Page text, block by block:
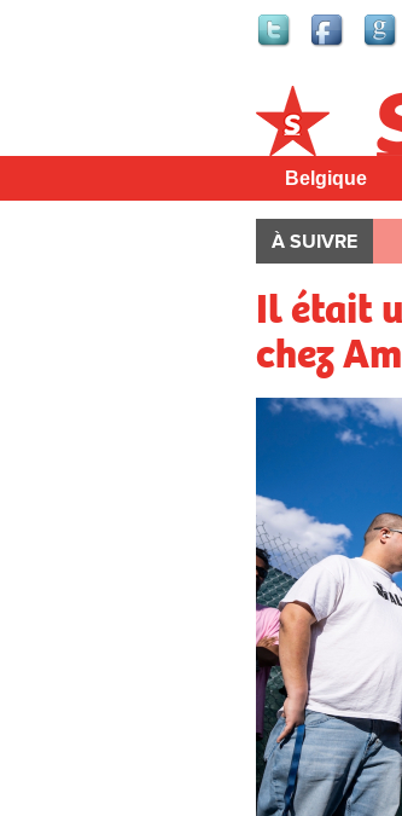
Solidaire
Belgique
À SUIVRE
Il était
chez